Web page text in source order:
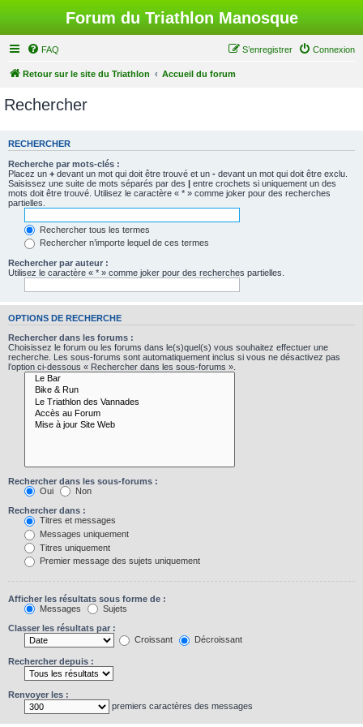
Forum du Triathlon Manosque
FAQ Connexion
S’enregistrer
Retour sur le site du Triathlon Accueil du forum
Rechercher
RECHERCHER
Recherche par mots-clés :
Placez un + devant un mot qui doit être trouvé et un - devant un mot qui doit être exclu.
Saisissez une suite de mots séparés par des | entre crochets si uniquement un des
mots doit être trouvé. Utilisez le caractère « * » comme joker pour des recherches
partielles.
Rechercher tous les termes
Rechercher n’importe lequel de ces termes
Rechercher par auteur :
Utilisez le caractère « * » comme joker pour des recherches partielles.
OPTIONS DE RECHERCHE
Rechercher dans les forums :
Choisissez le forum ou les forums dans le(s)quel(s) vous souhaitez effectuer une
recherche. Les sous-forums sont automatiquement inclus si vous ne désactivez pas
l’option ci-dessous « Rechercher dans les sous-forums ».
Rechercher dans les sous-forums :
Oui
Non
Rechercher dans :
Titres et messages
Messages uniquement
Titres uniquement
Premier message des sujets uniquement
Afficher les résultats sous forme de :
Messages
Sujets
Classer les résultats par :
Croissant
Décroissant
Rechercher depuis :
Renvoyer les :
premiers caractères des messages